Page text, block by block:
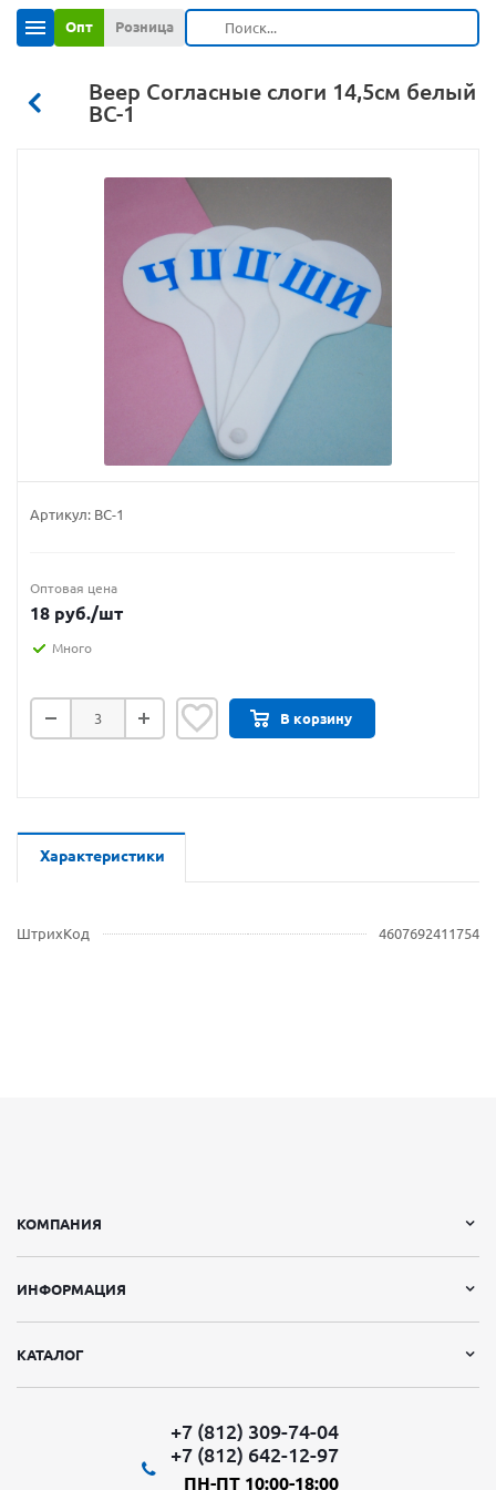
Опт Розница
Веер Согласные слоги 14,5см белый
ВС-1
Артикул: ВС-1
Оптовая цена
18 руб./шт
Много
В корзину
Характеристики
ШтрихКод 4607692411754
КОМПАНИЯ
ИНФОРМАЦИЯ
КАТАЛОГ
+7 (812) 309-74-04
+7 (812) 642-12-97
ПН-ПТ 10:00-18:00